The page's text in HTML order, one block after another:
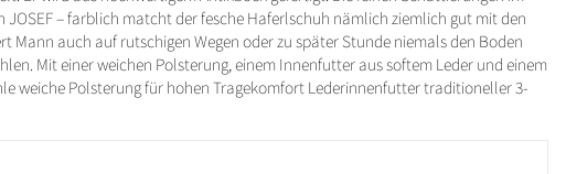
– farblich matcht der fesche Haferlschuh nämlich ziemlich gut mit den
auch auf rutschigen Wegen oder zu später Stunde niemals den Boden
Mit einer weichen Polsterung, einem Innenfutter aus softem Leder und einem
weiche Polsterung für hohen Tragekomfort Lederinnenfutter traditioneller 3-